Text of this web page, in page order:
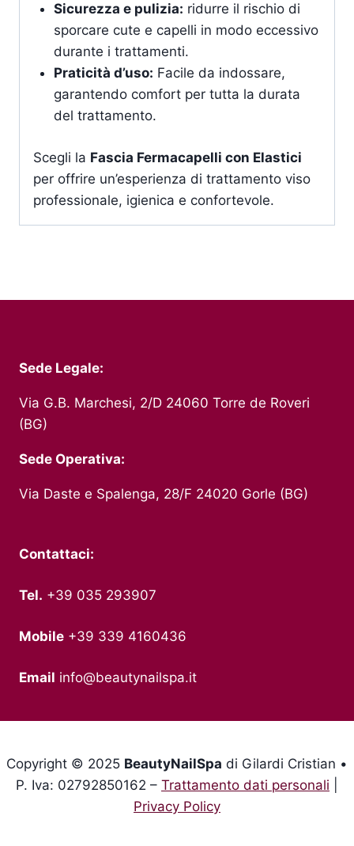
Sicurezza e pulizia: ridurre il rischio di
sporcare cute e capelli in modo eccessivo
durante i trattamenti.
Praticità d’uso: Facile da indossare,
garantendo comfort per tutta la durata
del trattamento.
Scegli la Fascia Fermacapelli con Elastici
per offrire un’esperienza di trattamento viso
professionale, igienica e confortevole.
Sede Legale:
Via G.B. Marchesi, 2/D 24060 Torre de Roveri
(BG)
Sede Operativa:
Via Daste e Spalenga, 28/F 24020 Gorle (BG)
Contattaci:
Tel. +39 035 293907
Mobile +39 339 4160436
Email info@beautynailspa.it
Copyright © 2025 BeautyNailSpa di Gilardi Cristian •
P. Iva: 02792850162 – Trattamento dati personali
Privacy Policy